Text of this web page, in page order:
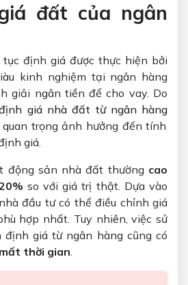
đất của ngân
định giá được thực hiện bởi
kinh nghiệm tại ngân hàng
giải ngân tiền để cho vay. Do
giá nhà đất từ ngân hàng
trọng ảnh hưởng đến tính
giá.
động sản nhà đất thường cao
so với giá trị thật. Dựa vào
đầu tư có thể điều chỉnh giá
hợp nhất. Tuy nhiên, việc sử
giá từ ngân hàng cũng có
thời gian.